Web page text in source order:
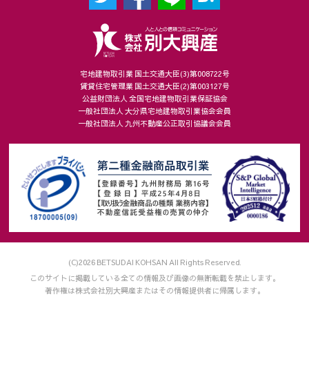
宅地建物取引業 国土交通大臣(3)第008722号
賃貸住宅管理業 国土交通大臣(2)第003127号
公益財団法人 全国宅地建物取引業保証協会
一般社団法人 大分県宅地建物取引業協会会員
一般社団法人 九州不動産公正取引協議会会員
(C)2026 BETSUDAI KOHSAN All Rights Reserved.
このサイトに掲載している全ての情報及び画像の無断転載を禁止します。
著作権は株式会社別大興産またはその情報提供者に帰属します。